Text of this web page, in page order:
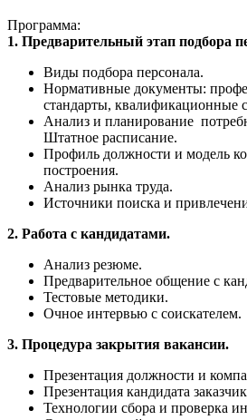
Программа:
1. Предварительный этап подбора
Виды подбора персонала.
Нормативные документы:
стандарты, квалификационные
Анализ и планирование
Штатное расписание.
Профиль должности и модель
построения.
Анализ рынка труда.
Источники поиска и
2. Работа с кандидатами.
Анализ резюме.
Предварительное общение с
Тестовые методики.
Очное интервью с соискателем.
3. Процедура закрытия вакансии.
Презентация должности и
Презентация кандидата
Технологии сбора и проверка